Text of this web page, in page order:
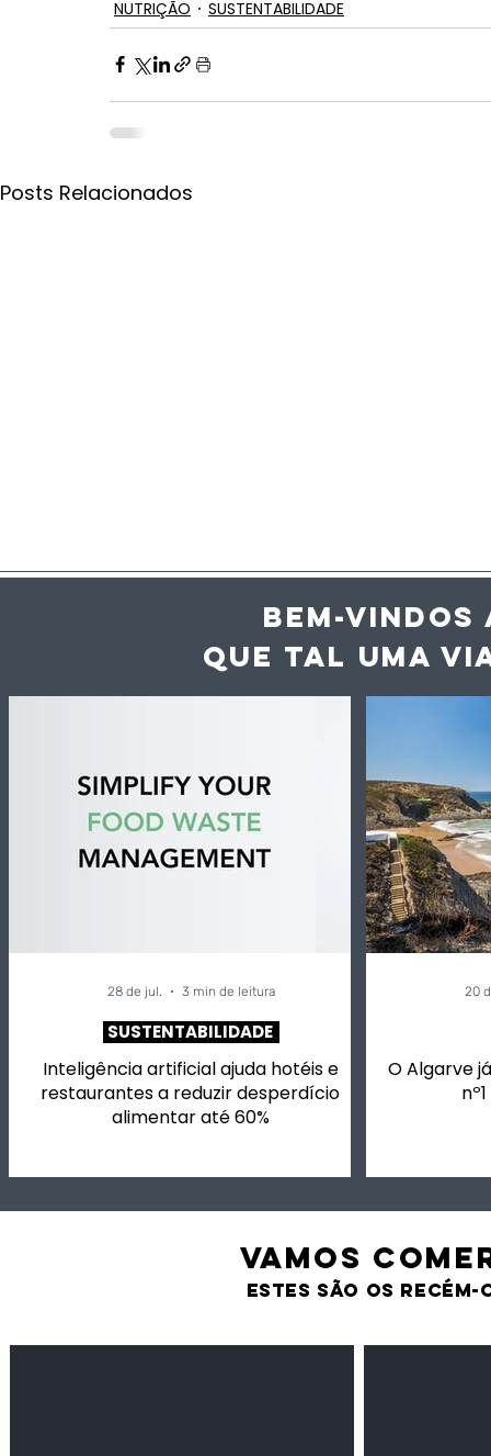
NUTRIÇÃO SUSTENTABILIDADE
Posts Relacionados
Inteligência artificial
ajuda hotéis e
restaurantes a reduzir
desperdício alimentar
Vaga de
acelera a
dos
BEM-VINDOS
QUE TAL UMA
Inteligência artificial ajuda hotéis e
restaurantes a reduzir desperdício
alimentar até 60%
SUSTENTABILIDADE
28 de jul. 3 min de leitura
O Algarve
20
VAMOS
estes são os recém-